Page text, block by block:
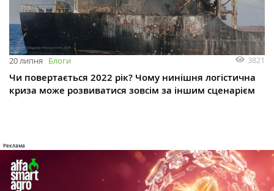
20 липня Блоги 3821
Чи повертається 2022 рік? Чому нинішня логістична
криза може розвиватися зовсім за іншим сценарієм